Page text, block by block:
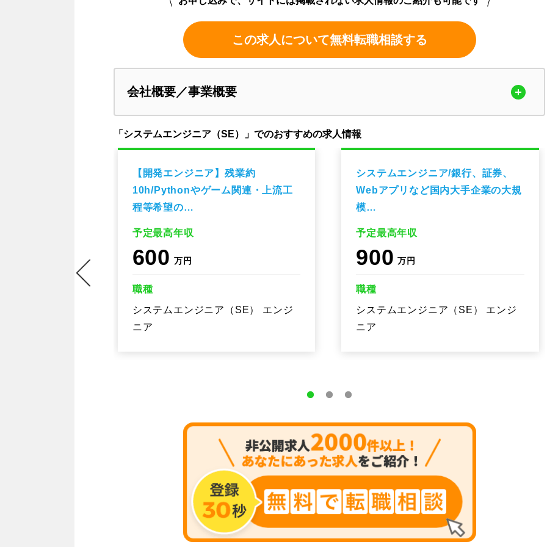
この求人について無料転職相談する
会社概要／事業概要
「システムエンジニア（SE）」でのおすすめの求人情報
【開発エンジニア】残業約
10h/Pythonやゲーム関連・上流工
程等希望の…
予定最高年収
600 万円
職種
システムエンジニア（SE） エンジ
ニア
システムエンジニア/銀行、証券、
Webアプリなど国内大手企業の大規
模…
予定最高年収
900 万円
職種
システムエンジニア（SE） エンジ
ニア